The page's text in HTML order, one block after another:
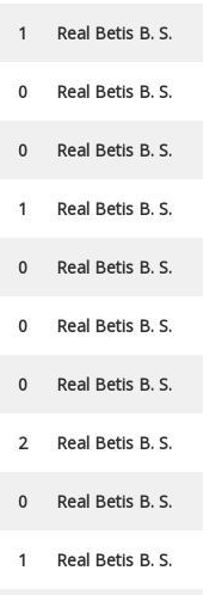
1 Real Betis B. S.
0 Real Betis B. S.
0 Real Betis B. S.
1 Real Betis B. S.
0 Real Betis B. S.
0 Real Betis B. S.
0 Real Betis B. S.
2 Real Betis B. S.
0 Real Betis B. S.
1 Real Betis B. S.